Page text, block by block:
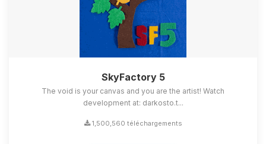
SkyFactory 5
The void is your canvas and you are the artist! Watch
development at: darkosto.t...
1,500,560 téléchargements